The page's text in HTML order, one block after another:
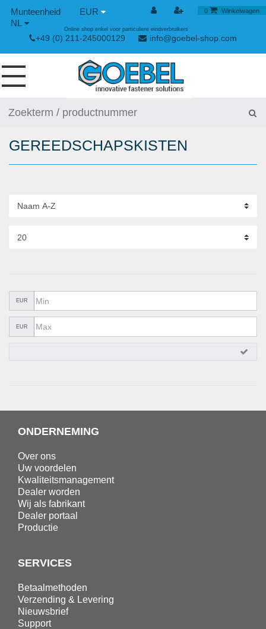
NL
EUR 0 Winkelwagen
SCHROEVEN
GEREEDSCHAPPEN
LIJMEN EN AFDICHTEN
BESCHERMING
+49 (0) 211-245000129 info@goebel-shop.com
Online shop enkel voor particuliere eindverbruikers
GEREEDSCHAPSKISTEN
EUR
EUR
ONDERNEMING
Over ons
Uw voordelen
Kwaliteitsmanagement
Dealer worden
Wij als fabrikant
Dealer portaal
Productie
SERVICES
Betaalmethoden
Verzending & Levering
Nieuwsbrief
Support